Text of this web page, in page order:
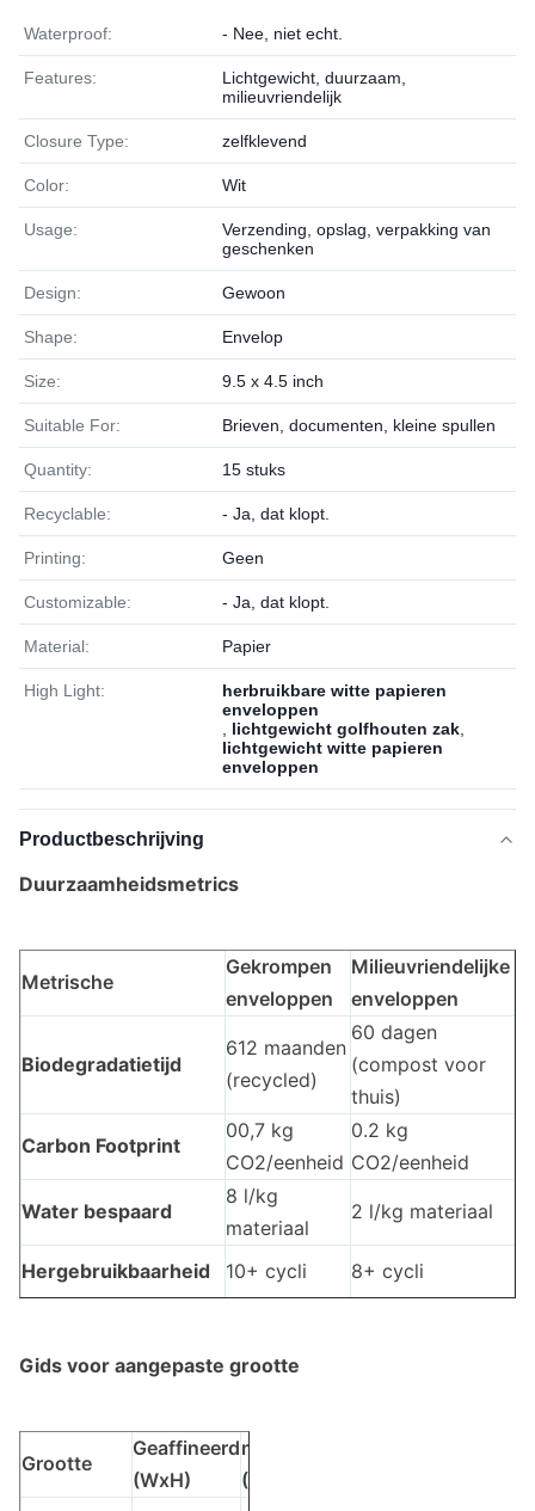
Waterproof: - Nee, niet echt.
Features:
Lichtgewicht, duurzaam,
milieuvriendelijk
Closure Type: zelfklevend
Color: Wit
Usage:
Verzending, opslag, verpakking van
geschenken
Design: Gewoon
Shape: Envelop
Size: 9.5 x 4.5 inch
Suitable For: Brieven, documenten, kleine spullen
Quantity: 15 stuks
Recyclable: - Ja, dat klopt.
Printing: Geen
Customizable: - Ja, dat klopt.
Material: Papier
High Light:
herbruikbare witte papieren
enveloppen
lichtgewicht golfhouten zak
lichtgewicht witte papieren
enveloppen
Productbeschrijving
Duurzaamheidsmetrics
Metrische
Gekrompen
enveloppen
Milieuvriendelijke
enveloppen
Biodegradatietijd
6­12 maanden
(recycled)
60 dagen
(compost voor
thuis)
Carbon Footprint
00,7 kg
CO2/eenheid
0.2 kg
CO2/eenheid
Water bespaard
8 l/kg
materiaal
2 l/kg materiaal
Hergebruikbaarheid 10+ cycli 8+ cycli
Gids voor aangepaste grootte
Grootte
Geaffineerd
(WxH)
milieuvriendelijk
(WxH)